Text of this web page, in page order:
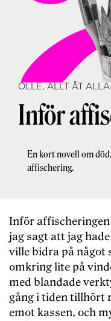
OLLE, ALLT ÅT
Inför
En kort novell om
affischering.
Inför
jag sagt att jag
ville bidra på något
omkring lite på
med blandade
gång i tiden tillhört
emot kassen, och